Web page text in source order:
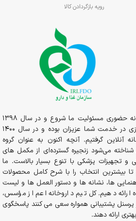
رویه بازگردادن کالا
از سال 1394در قالب داروخانه حضوری مسئولیت ما شروع و در سال 1398
داروخانه به صورت شبانه روزی در خدمت شما عزیزان بوده و در سال 1400
آنلاین گرفتیم. آنچه اکنون به عنوان گروه
شناخته می‌شود زنجیره گسترده‌ای از مکمل های
و تجهیزات پزشکی با تنوع بسیار بالاست. ما
بیشترین انتخاب را با شرح کامل محصولات
ها، نشانه ها و دستور العمل ها و لیست
ارائه دهیم. کل تیم داروخانه اعم از مؤسس،
پشتیبانی همواره سعی می کنند پاسخگوی
ارائه دهند.